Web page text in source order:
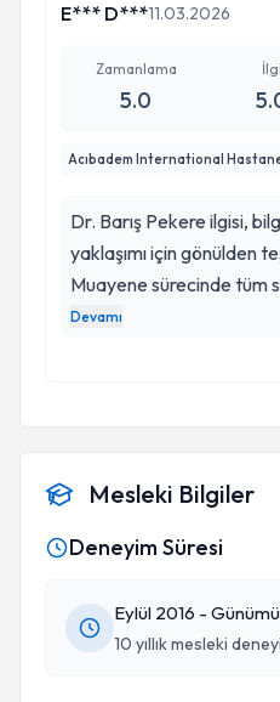
E*** D***11.03.2026
Zamanlama
5.0
İlgi
Acıbadem International
Dr. Barış Pekere ilgisi,
yaklaşımı için gönülden
Muayene sürecinde tüm
yanıtladı ve kendimi çok
sağladı. Mesleki
Devamı
Mesleki Bilgiler
Deneyim Süresi
Eylül 2016 -
10 yıllık mesleki